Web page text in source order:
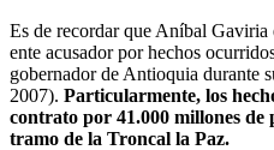
Es de recordar que Aníbal Gaviria
ente acusador por hechos
gobernador de Antioquia durante
2007). Particularmente, los
contrato por 41.000 millones de
tramo de la Troncal la Paz.